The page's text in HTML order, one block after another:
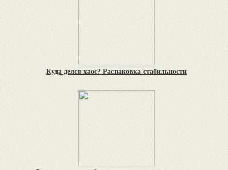
Куда делся хаос? Распаковка стабильности